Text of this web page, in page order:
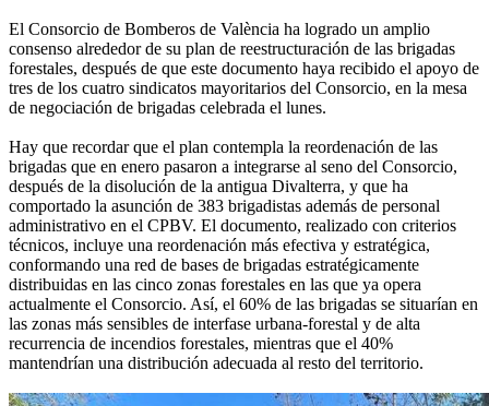
El Consorcio de Bomberos de València ha logrado un amplio
consenso alrededor de su plan de reestructuración de las brigadas
forestales, después de que este documento haya recibido el apoyo de
tres de los cuatro sindicatos mayoritarios del Consorcio, en la mesa
de negociación de brigadas celebrada el lunes.
Hay que recordar que el plan contempla la reordenación de las
brigadas que en enero pasaron a integrarse al seno del Consorcio,
después de la disolución de la antigua Divalterra, y que ha
comportado la asunción de 383 brigadistas además de personal
administrativo en el CPBV. El documento, realizado con criterios
técnicos, incluye una reordenación más efectiva y estratégica,
conformando una red de bases de brigadas estratégicamente
distribuidas en las cinco zonas forestales en las que ya opera
actualmente el Consorcio. Así, el 60% de las brigadas se situarían en
las zonas más sensibles de interfase urbana-forestal y de alta
recurrencia de incendios forestales, mientras que el 40%
mantendrían una distribución adecuada al resto del territorio.